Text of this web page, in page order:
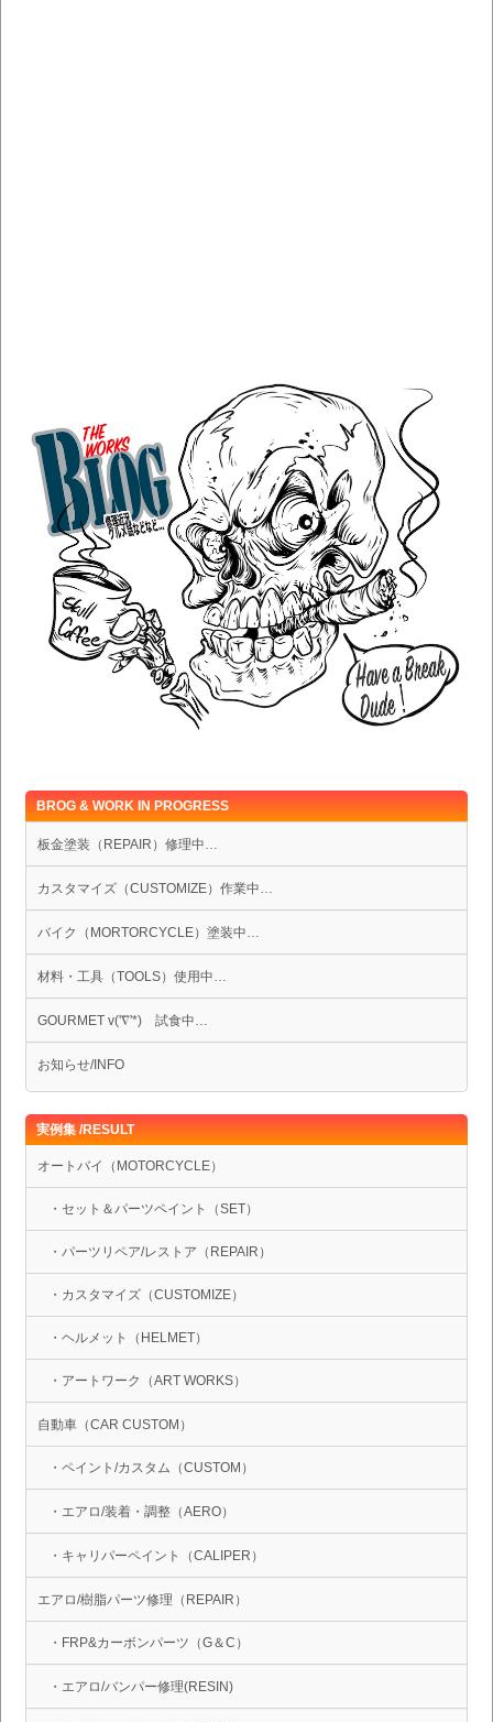
BROG & WORK IN PROGRESS
板金塗装（REPAIR）修理中…
カスタマイズ（CUSTOMIZE）作業中…
バイク（MORTORCYCLE）塗装中…
材料・工具（TOOLS）使用中…
GOURMET v('∇'*) 試食中…
お知らせ/INFO
実例集 /RESULT
オートバイ（MOTORCYCLE）
・セット＆パーツペイント（SET）
・パーツリペア/レストア（REPAIR）
・カスタマイズ（CUSTOMIZE）
・ヘルメット（HELMET）
・アートワーク（ART WORKS）
自動車（CAR CUSTOM）
・ペイント/カスタム（CUSTOM）
・エアロ/装着・調整（AERO）
・キャリパーペイント（CALIPER）
エアロ/樹脂パーツ修理（REPAIR）
・FRP&カーボンパーツ（G＆C）
・エアロ/バンパー修理(RESIN)